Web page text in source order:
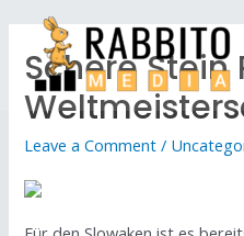
Schere Stein
Leave a Comment /